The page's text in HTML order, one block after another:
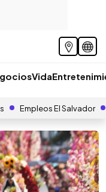
Vida
Empleos El Salvador